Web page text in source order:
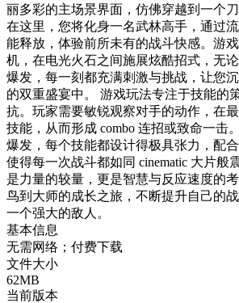
丽多彩的主场景界面，仿佛穿越到一个
在这里，您将化身一名武林高手，通过
能释放，体验前所未有的战斗快感。游
机，在电光火石之间施展炫酷招式，无
爆发，每一刻都充满刺激与挑战，让您
的双重盛宴中。 游戏玩法专注于技能的
抗。玩家需要敏锐观察对手的动作，在
技能，从而形成 combo 连招或致命一击
爆发，每个技能都设计得极具张力，配
使得每一次战斗都如同 cinematic 大片般
是力量的较量，更是智慧与反应速度的
鸟到大师的成长之旅，不断提升自己的
一个强大的敌人。
基本信息
无需网络；付费下载
文件大小
62MB
当前版本